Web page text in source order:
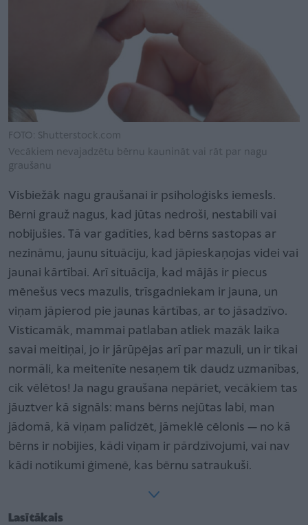
FOTO: Shutterstock.com
Vecākiem nevajadzētu bērnu kaunināt vai rāt par nagu
graušanu
Visbiežāk nagu graušanai ir psiholoģisks iemesls.
Bērni grauž nagus, kad jūtas nedroši, nestabili vai
nobijušies. Tā var gadīties, kad bērns sastopas ar
nezināmu, jaunu situāciju, kad jāpieskaņojas videi vai
jaunai kārtībai. Arī situācija, kad mājās ir piecus
mēnešus vecs mazulis, trīsgadniekam ir jauna, un
viņam jāpierod pie jaunas kārtības, ar to jāsadzīvo.
Visticamāk, mammai patlaban atliek mazāk laika
savai meitiņai, jo ir jārūpējas arī par mazuli, un ir tikai
normāli, ka meitenīte nesaņem tik daudz uzmanības,
cik vēlētos! Ja nagu graušana nepāriet, vecākiem tas
jāuztver kā signāls: mans bērns nejūtas labi, man
jādomā, kā viņam palīdzēt, jāmeklē cēlonis — no kā
bērns ir nobijies, kādi viņam ir pārdzīvojumi, vai nav
kādi notikumi ģimenē, kas bērnu satraukuši.
Lasītākais